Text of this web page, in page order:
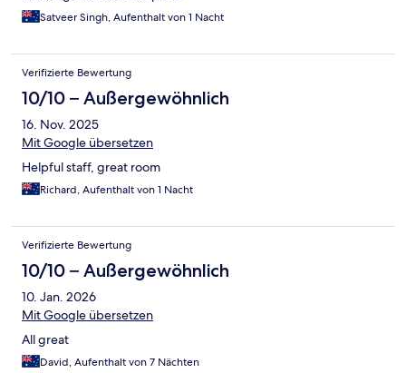
Satveer Singh, Aufenthalt von 1 Nacht
Verifizierte Bewertung
10/10 – Außergewöhnlich
16. Nov. 2025
Mit Google übersetzen
Helpful staff, great room
Richard, Aufenthalt von 1 Nacht
Verifizierte Bewertung
10/10 – Außergewöhnlich
10. Jan. 2026
Mit Google übersetzen
All great
David, Aufenthalt von 7 Nächten